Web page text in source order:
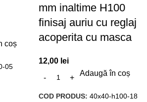
coș
05
mm inaltime H100
finisaj auriu cu reglaj
acoperita cu masca
12,00 lei
Adaugă în coș
COD PRODUS: 40x40-h100-18